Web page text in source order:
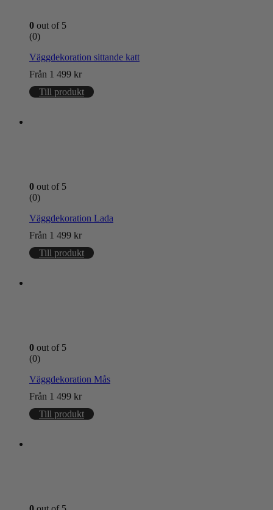
0 out of 5
(0)
Väggdekoration sittande katt
Från 1 499 kr
Till produkt
0 out of 5
(0)
Väggdekoration Lada
Från 1 499 kr
Till produkt
0 out of 5
(0)
Väggdekoration Mås
Från 1 499 kr
Till produkt